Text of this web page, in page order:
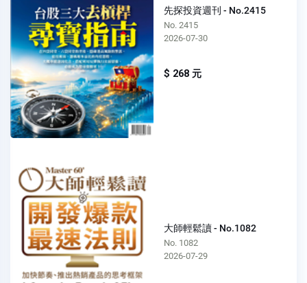
先探投資週刊 - No.2415
No. 2415
2026-07-30
$ 268 元
大師輕鬆讀 - No.1082
No. 1082
2026-07-29